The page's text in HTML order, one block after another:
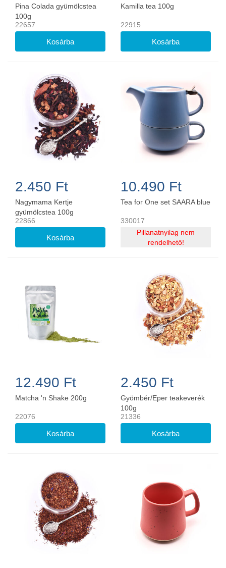
Pina Colada gyümölcstea
100g
22657
Kamilla tea 100g
22915
2.450 Ft
Nagymama Kertje
gyümölcstea 100g
22866
10.490 Ft
Tea for One set SAARA blue
330017
Pillanatnyilag nem
rendelhető!
12.490 Ft
Matcha 'n Shake 200g
22076
2.450 Ft
Gyömbér/Eper teakeverék
100g
21336